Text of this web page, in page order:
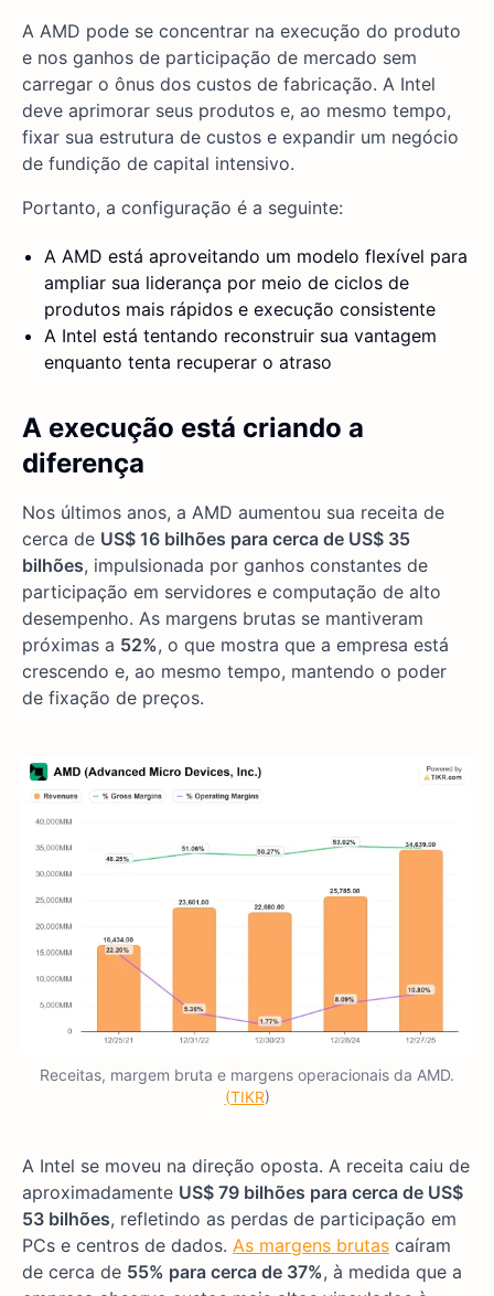
A AMD pode se concentrar na execução do produto
e nos ganhos de participação de mercado sem
carregar o ônus dos custos de fabricação. A Intel
deve aprimorar seus produtos e, ao mesmo tempo,
fixar sua estrutura de custos e expandir um negócio
de fundição de capital intensivo.
Portanto, a configuração é a seguinte:
A AMD está aproveitando um modelo flexível para
ampliar sua liderança por meio de ciclos de
produtos mais rápidos e execução consistente
A Intel está tentando reconstruir sua vantagem
enquanto tenta recuperar o atraso
A execução está criando a
diferença
Nos últimos anos, a AMD aumentou sua receita de
cerca de US$ 16 bilhões para cerca de US$ 35
bilhões, impulsionada por ganhos constantes de
participação em servidores e computação de alto
desempenho. As margens brutas se mantiveram
próximas a 52%, o que mostra que a empresa está
crescendo e, ao mesmo tempo, mantendo o poder
de fixação de preços.
Receitas, margem bruta e margens operacionais da AMD.
(TIKR)
A Intel se moveu na direção oposta. A receita caiu de
aproximadamente US$ 79 bilhões para cerca de US$
53 bilhões, refletindo as perdas de participação em
PCs e centros de dados. As margens brutas caíram
de cerca de 55% para cerca de 37%, à medida que a